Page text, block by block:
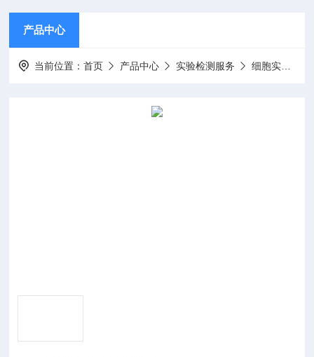
产品中心
当前位置：首页 产品中心 实验检测服务 细胞实验